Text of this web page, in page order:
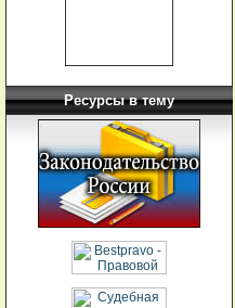
Ресурсы в тему